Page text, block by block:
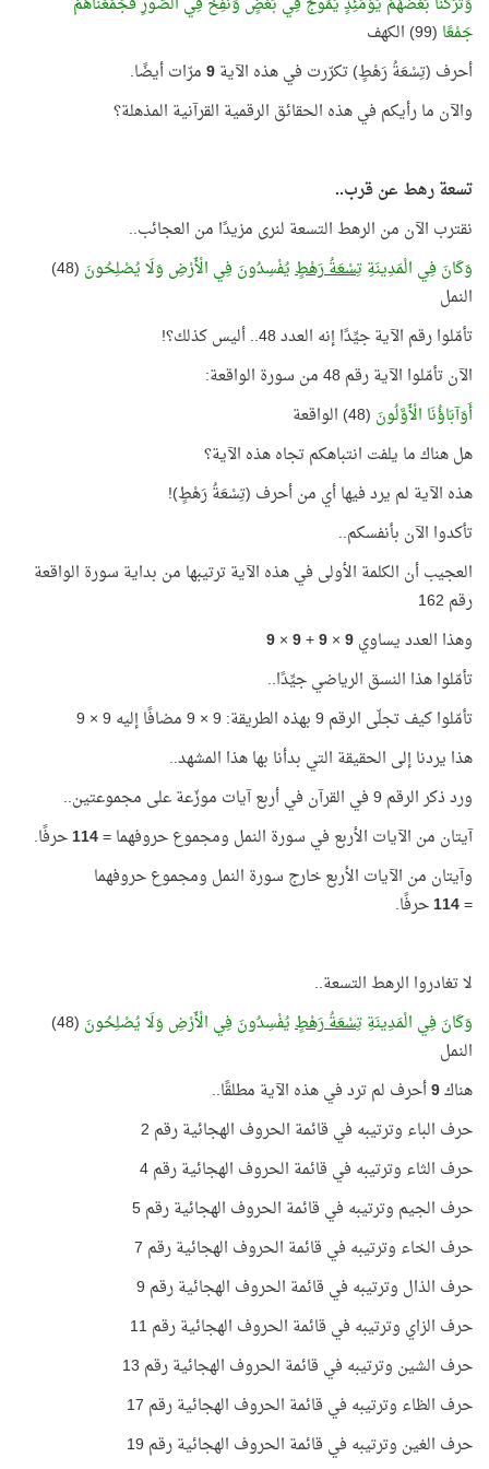
جَمْعًا (99) الكهف
أحرف (تِسْعَةُ رَهْطٍ) تكرّرت في هذه الآية9مرّات أيضًا.
والآن ما رأيكم في هذه الحقائق الرقمية القرآنية المذهلة؟
تسعة رهط عن قرب..
نقترب الآن من الرهط التسعة لنرى مزيدًا من العجائب..
وَكَانَ فِي الْمَدِينَةِتِسْعَةُ رَهْطٍيُفْسِدُونَ فِي الْأَرْضِ وَلَا يُصْلِحُونَ
(48)
النمل
تأمّلوا رقم الآية جيِّدًا إنه العدد 48.. أليس كذلك؟!
الآن تأمّلوا الآية رقم 48 من سورة الواقعة:
أَوَآبَاؤُنَا الْأَوَّلُونَ (48) الواقعة
هل هناك ما يلفت انتباهكم تجاه هذه الآية؟
هذه الآية لم يرد فيها أي من أحرف (تِسْعَةُ رَهْطٍ)!
تأكدوا الآن بأنفسكم..
العجيب أن الكلمة الأولى في هذه الآية ترتيبها من بداية سورة الواقعة
رقم 162
وهذا العدد يساوي9
×
9
+
9
×
9
تأمّلوا هذا النسق الرياضي جيِّدًا..
تأمّلوا كيف تجلّى الرقم 9 بهذه الطريقة: 9 × 9 مضافًا إليه 9 × 9
هذا يردنا إلى الحقيقة التي بدأنا بها هذا المشهد..
ورد ذكر الرقم 9 في القرآن في أربع آيات موزّعة على مجموعتين..
آيتان من الآيات الأربع في سورة النمل ومجموع حروفهما =114حرفًا.
وآيتان من الآيات الأربع خارج سورة النمل ومجموع حروفهما
=
114حرفًا.
لا تغادروا الرهط التسعة..
وَكَانَ فِي الْمَدِينَةِتِسْعَةُ رَهْطٍيُفْسِدُونَ فِي الْأَرْضِ وَلَا يُصْلِحُونَ
(48)
النمل
هناك9أحرف لم ترد في هذه الآية مطلقًا..
حرف الباء وترتيبه في قائمة الحروف الهجائية رقم 2
حرف الثاء وترتيبه في قائمة الحروف الهجائية رقم 4
حرف الجيم وترتيبه في قائمة الحروف الهجائية رقم 5
حرف الخاء وترتيبه في قائمة الحروف الهجائية رقم 7
حرف الذال وترتيبه في قائمة الحروف الهجائية رقم 9
حرف الزاي وترتيبه في قائمة الحروف الهجائية رقم 11
حرف الشين وترتيبه في قائمة الحروف الهجائية رقم 13
حرف الظاء وترتيبه في قائمة الحروف الهجائية رقم 17
حرف الغين وترتيبه في قائمة الحروف الهجائية رقم 19